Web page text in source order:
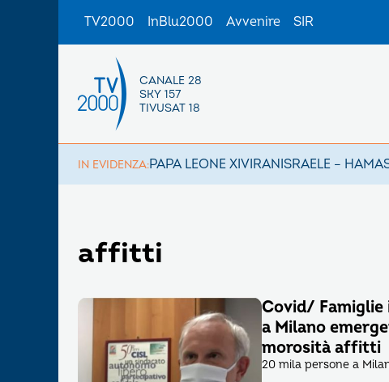
TV2000 InBlu2000 Avvenire SIR
CANALE 28
SKY 157
TIVUSAT 18
IN EVIDENZA:PAPA LEONE XIVIRANISRAELE –
affitti
Covid/ Famiglie
a Milano
morosità affitti
20 mila persone a